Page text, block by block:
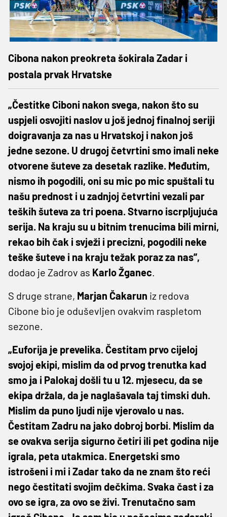
Cibona nakon preokreta šokirala Zadar i
postala prvak Hrvatske
„Čestitke Ciboni nakon svega, nakon što su
uspjeli osvojiti naslov u još jednoj finalnoj seriji
doigravanja za nas u Hrvatskoj i nakon još
jedne sezone. U drugoj četvrtini smo imali neke
otvorene šuteve za desetak razlike. Međutim,
nismo ih pogodili, oni su mic po mic spuštali tu
našu prednost i u zadnjoj četvrtini vezali par
teških šuteva za tri poena. Stvarno iscrpljujuća
serija. Na kraju su u bitnim trenucima bili mirni,
rekao bih čak i svježi i precizni, pogodili neke
teške šuteve i na kraju težak poraz za nas”,
dodao je Zadrov as Karlo Žganec.
S druge strane, Marjan Čakarun iz redova
Cibone bio je oduševljen ovakvim raspletom
sezone.
„Euforija je prevelika. Čestitam prvo cijeloj
svojoj ekipi, mislim da od prvog trenutka kad
smo ja i Palokaj došli tu u 12. mjesecu, da se
ekipa držala, da je naglašavala taj timski duh.
Mislim da puno ljudi nije vjerovalo u nas.
Čestitam Zadru na jako dobroj borbi. Mislim da
se ovakva serija sigurno četiri ili pet godina nije
igrala, peta utakmica. Energetski smo
istrošeni i mi i Zadar tako da ne znam što reći
nego čestitati svojim dečkima. Svaka čast i za
ovo se igra, za ovo se živi. Trenutačno sam